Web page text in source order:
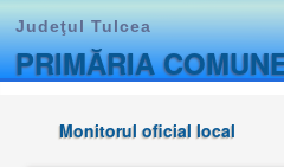
Judeţul Tulcea
PRIMĂRIA
Monitorul oficial local